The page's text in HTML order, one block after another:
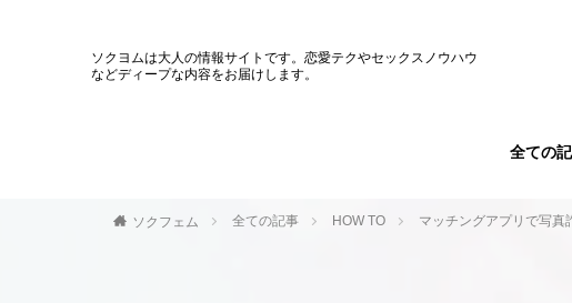
ソクヨムは大人の情報サイトです。恋愛テクやセックスノウハウ
などディープな内容をお届けします。
全ての
ソクフェム 全ての記事 HOW TO マッチングアプリで写真